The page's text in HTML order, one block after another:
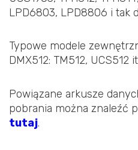
LPD6803, LPD8806 i tak
Typowe modele
DMX512: TM512, UCS512
Powiązane arkusze
pobrania można znaleźć
tutaj.